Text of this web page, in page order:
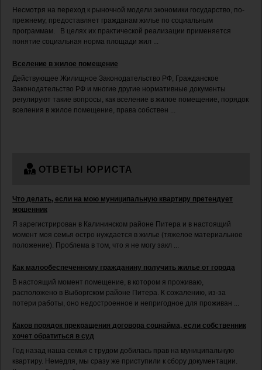
Несмотря на переход к рыночной модели экономики государство, по-
прежнему, предоставляет гражданам жилье по социальным
программам. В целях их практической реализации применяется
понятие социальная норма площади жил ...
Вселение в жилое помещение
Действующее Жилищное Законодательство РФ, Гражданское
Законодательство РФ и многие другие нормативные документы
регулируют такие вопросы, как вселение в жилое помещение, порядок
вселения в жилое помещение, права собствен ...
ОТВЕТЫ ЮРИСТА
Что делать, если на мою муниципальную квартиру претендует
мошенник
Я зарегистрирован в Калининском районе Питера и в настоящий
момент моя семья остро нуждается в жилье (тяжелое материальное
положение). Проблема в том, что я не могу закл ...
Как малообеспеченному гражданину получить жилье от города
В настоящий момент помещение, в котором я проживаю,
расположено в Выборгском районе Питера. К сожалению, из-за
потери работы, оно недостроенное и непригодное для проживан ...
Каков порядок прекращения договора соцнайма, если собственник
хочет обратиться в суд
Год назад наша семья с трудом добилась прав на муниципальную
квартиру. Немедля, мы сразу же приступили к сбору документации.